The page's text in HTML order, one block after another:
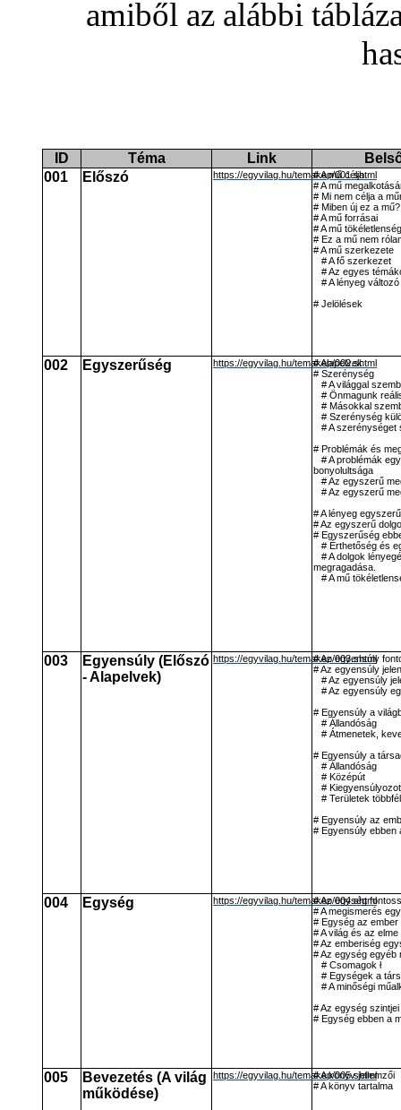
amiből az alábbi
ID Téma Link
001
Előszó https://egyvilag.hu/temakep/001.shtml
# A mű célja
# A mű
# Mi nem célja a
# Miben új ez a mű?
# A mű forrásai
# A mű
# Ez a mű nem
# A mű szerkezete
# A fő szerkezet
# Az egyes
# A lényeg
# Jelölések
002 Egyszerűség https://egyvilag.hu/temakep/002.shtml
# Alapelvek
# Szerénység
# A világgal
# Önmagunk
# Másokkal
# Szerénység
# A szerénységet
# Problémák és
# A problémák
bonyolultsága
# Az egyszerű
# Az egyszerű
# A lényeg
# Az egyszerű
# Egyszerűség
# Érthetőség és
# A dolgok
megragadása.
# A mű
003
Egyensúly (Előszó
- Alapelvek)
https://egyvilag.hu/temakep/003.shtml
# Az egyensúly
# Az egyensúly
# Az egyensúly
# Az egyensúly
# Egyensúly a
# Állandóság
# Átmenetek,
# Egyensúly a
# Állandóság
# Középút
#
# Területek
# Egyensúly az
# Egyensúly ebben
004 Egység https://egyvilag.hu/temakep/004.shtml
# Az egység
# A megismerés
# Egység az ember
# A világ és az
# Az emberiség
# Az egység egyéb
# Csomagok ł
# Egységek a
# A minőségi
# Az egység szintjei
# Egység ebben a
005
Bevezetés (A világ
működése)
https://egyvilag.hu/temakep/005.shtml
# A könyv jellemzői
# A könyv tartalma